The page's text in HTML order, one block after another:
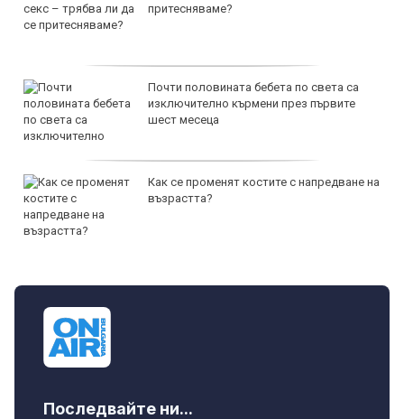
притесняваме?
Почти половината бебета по света са
изключително кърмени през първите
шест месеца
Как се променят костите с напредване на
възрастта?
Последвайте ни...